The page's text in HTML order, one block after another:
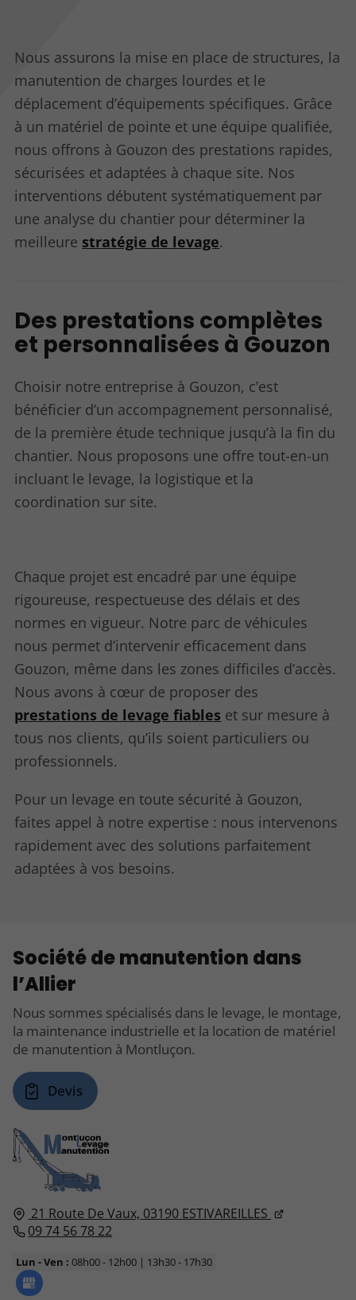
Nous assurons la mise en place de structures, la
manutention de charges lourdes et le
déplacement d’équipements spécifiques. Grâce
à un matériel de pointe et une équipe qualifiée,
nous offrons à Gouzon des prestations rapides,
sécurisées et adaptées à chaque site. Nos
interventions débutent systématiquement par
une analyse du chantier pour déterminer la
meilleure stratégie de levage.
Des prestations complètes
et personnalisées à Gouzon
Choisir notre entreprise à Gouzon, c’est
bénéficier d’un accompagnement personnalisé,
de la première étude technique jusqu’à la fin du
chantier. Nous proposons une offre tout-en-un
incluant le levage, la logistique et la
coordination sur site.
Chaque projet est encadré par une équipe
rigoureuse, respectueuse des délais et des
normes en vigueur. Notre parc de véhicules
nous permet d’intervenir efficacement dans
Gouzon, même dans les zones difficiles d’accès.
Nous avons à cœur de proposer des
prestations de levage fiables et sur mesure à
tous nos clients, qu’ils soient particuliers ou
professionnels.
Pour un levage en toute sécurité à Gouzon,
faites appel à notre expertise : nous intervenons
rapidement avec des solutions parfaitement
adaptées à vos besoins.
21 Route De Vaux, 03190 ESTIVAREILLES
09 74 56 78 22
Lun - Ven : 08h00 - 12h00 | 13h30 - 17h30
Société de manutention dans
l’Allier
Nous sommes spécialisés dans le levage, le montage,
la maintenance industrielle et la location de matériel
de manutention à Montluçon.
Devis